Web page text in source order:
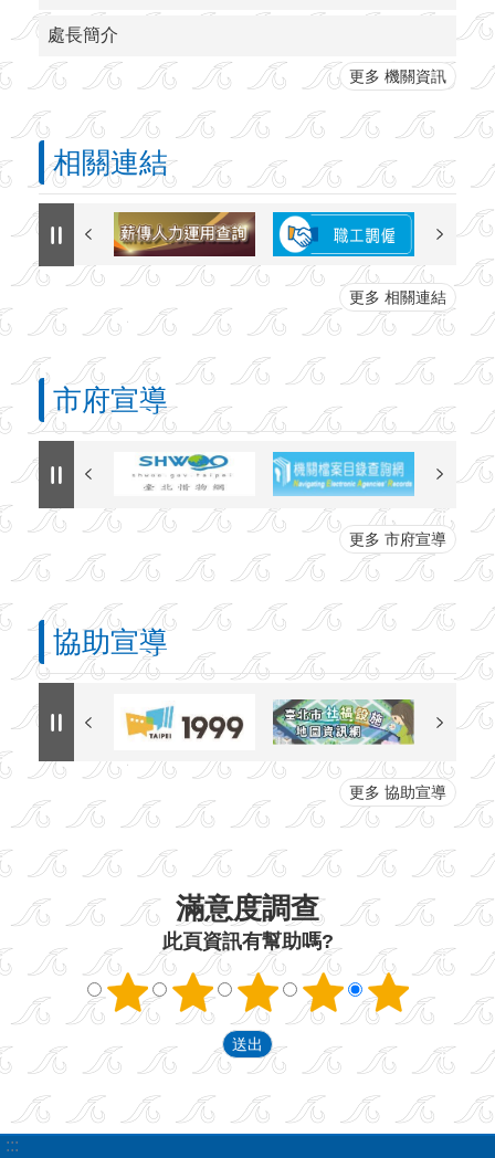
處長簡介
更多 機關資訊
相關連結
更多 相關連結
市府宣導
更多 市府宣導
協助宣導
更多 協助宣導
滿意度調查
此頁資訊有幫助嗎?
:::